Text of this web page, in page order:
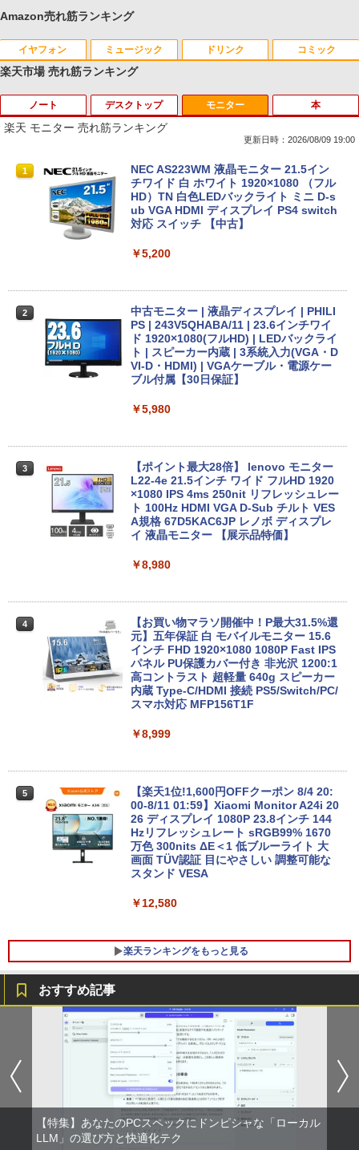
Amazon売れ筋ランキング
イヤフォン
Anker Soundcore P40i オフホワイト
￥7,990
Anker Soundcore P31i ブラック
Anker Soundcore Liberty 5 ミッドナイトブ
ラック
￥14,990
【2026年アップグレード版】AOKIMI ワイヤ
セリング 自動ペアリング Type-C充電 マイク
付き 防水 タッチ式音量調整 スポーツ/通勤/通
学/WEB会議(ホワイト)
￥1,964
Xiaomi シャオミ REDMI Buds 8 Lite ワイヤ
￥3,480
ミュージック
BRUCE WAYNE feat. Flo Milli, ATL Jacob
[Explicit]
BRUCE WAYNE feat. Flo Milli, ATL Jacob
[Explicit]
￥250
見知らぬ糸
￥250
On My Road (Stadium ver.)
On My Road (Stadium ver.)
￥250
ドリンク
【Amazon.co.jp限定】 い・ろ・は・す 2L P
ET ラベルレス ×8本
by Amazon 天然水 ラベルレス 500ml ×24本
富士山の天然水 バナジウム含有 水 ミネラル
ットル (Smart Basic)
by Amazon 炭酸水 ラベルレス 500ml ×24本
強炭酸水 ペットボトル 500ミリリットル (Sm
art Basic)
￥1,625
【Amazon.co.jp限定】 伊藤園 磨かれて、澄
みきった日本の水 2L 8本 ラベルレス [ ケース
] [ 水分補給 ]
コミック
薬屋のひとりごと 17巻 (デジタル版ビッグガ
ンガンコミックス)
異世界居酒屋「のぶ」(22) (角川コミックス・
エース)
￥832
ONE PIECE モノクロ版 115 (ジャンプコミッ
クスDIGITAL)
￥594
HUNTER×HUNTER モノクロ版 39 (ジャンプ
スーパーの裏でヤニ吸うふたり 9巻 (デジタル
版ビッグガンガンコミックス)
楽天市場 売れ筋ランキング
ノート
1
【ノートPC用】【あんしん3ヶ月に延長
保証】通常付属している30日の保証期間
が3ヶ月に延長されます。【単品購入・併
用不可※レビューキャンペーンは除く /
ノートパソコン専用】
￥1,000
2
【期間限定★新品無線マウス付】中古ノ
ートパソコン Windows11 Office2019搭
載 15.6型 テンキー付き Celeron 第8世代
Core i3 Core i5 メモリ4GB/16GB SSD1
28GB～1TB Webカメラ DVD 無線LAN
店長おまかせPC 初期設定済 送料無料
超得1,000円OFF｜新生活応援 豪華特典
付き｜最新OS対応 第8世代｜最大180日
保証｜Core i3 第8世代｜中古ノートパソ
コン Windows11 office付き｜中古ノー
トパソコン 15.6 テンキー付き｜ノートパ
ソコンWindows11 第8世代
【今だけ】全品ポイント10倍 お買い物マ
ラソン★8/4～8/11★中古パソコン ノー
トPC NEC VersaPro VX-4 PC-VKT16XZ
G4 Core i5 8250U メモリ8GB / 16GB 中
古SSD 2.5インチ128GB / 256GB / 512G
【1年保証】
【1500円OFFクーポン】【テンキー&Wi
-Fi】ノートパソコン 15.6インチ SSD128
GB メモリ8GB Core i3 第8世代 Micros
oft Office付き Windows11 Lenovo Thi
nkpad L580 中古ノートパソコン PC パ
メモリ16GB 中古パソコン レノボ
デスクトップ
1
中古パソコン | NEC | Mate MKM28L-3 |
Windows11 | デスクトップ | 一年保証 |
第8世代 | Core i5 8400 2.8(〜最大4.0)G
Hz | MEM:8GB | SSD:256GB | DVDマル
チ | 無線LAN:なし | Win11Pro64bit
￥12,000
2
HP ProDesk 400 G6 DM 【Core i5 1050
0T/メモリ16GB(DDR4)/SSD256GB(M.2
NVMe)/Win11Pro-64bit】【中古/送料無
料】※沖縄・離島を除く
￥32,980
ini pc Windows11 Pro 超軽量 4コア/4ス
レッド 2.9GHz ミニパソコン 静音 M.2 2
242 SATA WIFI6 Bluetooth5.2 4K HDMI
2画面出力 デスクトップPC みにpc 省エ
ネ オフィス高速起動 省電力 静音設計
応】Dell OptiPlex 3070 SFF/第9世代 Co
re i5/メモリ:8GB/16GB/32GB/SSD:256
GB/512GB/1TB/USB 3.1/DP/HDMI/Wi-fi/
2画面出力/Windows11/Windows10/Offi
ce/中古 デスクトップ デスクトップPC
￥37,800
速SSD256GB+HDD500GB DVDマルチ
デスクトップパソコン【中古】【30日保
証】20007027
￥59,800
モニター
楽天 モニター 売れ筋ランキング
更新日時：2026/08/09 19:00
1
NEC AS223WM 液晶モニター 21.5イン
チワイド 白 ホワイト 1920×1080 （フル
HD）TN 白色LEDバックライト ミニ D-s
ub VGA HDMI ディスプレイ PS4 switch
対応 スイッチ 【中古】
￥5,200
2
中古モニター | 液晶ディスプレイ | PHILI
PS | 243V5QHABA/11 | 23.6インチワイ
ド 1920×1080(フルHD) | LEDバックライ
ト | スピーカー内蔵 | 3系統入力(VGA・D
VI-D・HDMI) | VGAケーブル・電源ケー
ブル付属【30日保証】
￥5,980
3
【ポイント最大28倍】 lenovo モニター
L22-4e 21.5インチ ワイド フルHD 1920
×1080 IPS 4ms 250nit リフレッシュレー
ト 100Hz HDMI VGA D-Sub チルト VES
A規格 67D5KAC6JP レノボ ディスプレ
イ 液晶モニター 【展示品特価】
￥8,980
4
【お買い物マラソ開催中！P最大31.5%還
元】五年保証 白 モバイルモニター 15.6
インチ FHD 1920×1080 1080P Fast IPS
パネル PU保護カバー付き 非光沢 1200:1
高コントラスト 超軽量 640g スピーカー
内蔵 Type-C/HDMI 接続 PS5/Switch/PC/
スマホ対応 MFP156T1F
￥8,999
5
【楽天1位!1,600円OFFクーポン 8/4 20:
00-8/11 01:59】Xiaomi Monitor A24i 20
26 ディスプレイ 1080P 23.8インチ 144
Hzリフレッシュレート sRGB99% 1670
万色 300nits ΔE＜1 低ブルーライト 大
画面 TÜV認証 目にやさしい 調整可能な
スタンド VESA
￥12,580
楽天ランキングをもっと見る
本
宇宙兄弟（46） 【電子書籍】[ 小山宙哉
]
￥1,131
DVD付 学研まんが NEW日本の歴史
おすすめ記事
【特集】あなたのPCスペックにドンピシャな「ローカル
LLM」の選び方と快適化テク